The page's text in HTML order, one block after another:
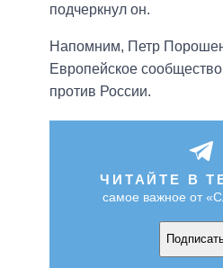
подчеркнул он.
Напомним, Петр
Европейское
против России.
ЧИТАЙТЕ В
самое важное от